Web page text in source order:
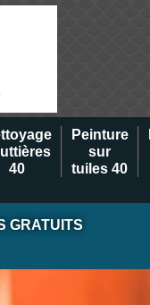
40
Peinture
sur
tuiles 40
GRATUITS